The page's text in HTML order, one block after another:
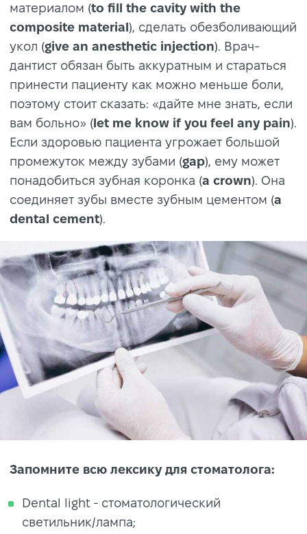
материалом (to fill the cavity with the
composite material), сделать обезболивающий
укол (give an anesthetic injection). Врач-
дантист обязан быть аккуратным и стараться
принести пациенту как можно меньше боли,
поэтому стоит сказать: «дайте мне знать, если
вам больно» (let me know if you feel any pain).
Если здоровью пациента угрожает большой
промежуток между зубами (gap), ему может
понадобиться зубная коронка (a crown). Она
соединяет зубы вместе зубным цементом (a
dental cement).
Запомните всю лексику для стоматолога:
Dental light - стоматологический
светильник/лампа;